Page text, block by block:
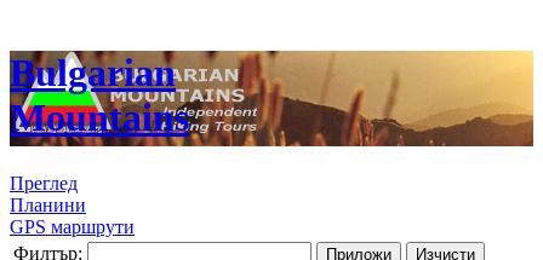
Bulgarian
Mountains
Преглед
Планини
GPS маршрути
Филтър:
Приложи Изчисти